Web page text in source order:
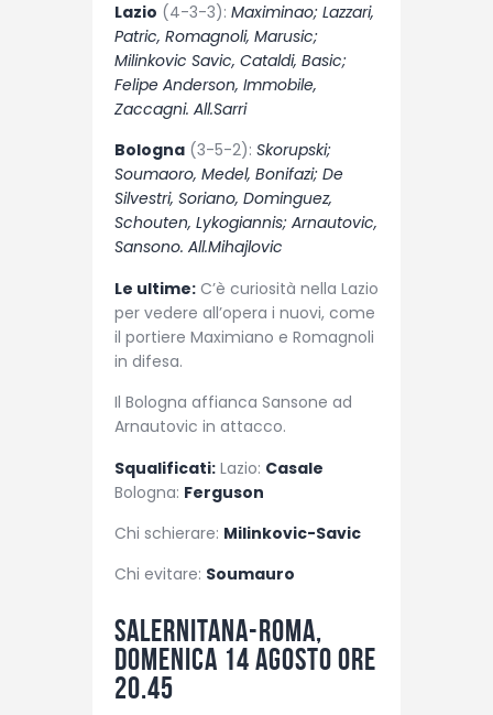
Lazio (4-3-3): Maximinao; Lazzari,
Patric, Romagnoli, Marusic;
Milinkovic Savic, Cataldi, Basic;
Felipe Anderson, Immobile,
Zaccagni. All.Sarri
Bologna (3-5-2): Skorupski;
Soumaoro, Medel, Bonifazi; De
Silvestri, Soriano, Dominguez,
Schouten, Lykogiannis; Arnautovic,
Sansono. All.Mihajlovic
Le ultime: C’è curiosità nella Lazio
per vedere all’opera i nuovi, come
il portiere Maximiano e Romagnoli
in difesa.
Il Bologna affianca Sansone ad
Arnautovic in attacco.
Squalificati: Lazio: Casale
Bologna: Ferguson
Chi schierare: Milinkovic-Savic
Chi evitare: Soumauro
Salernitana-Roma,
domenica 14 agosto ore
20.45